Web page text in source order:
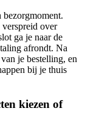
over
ga je naar de
afrondt. Na
je bestelling, en
bij je thuis
kiezen of